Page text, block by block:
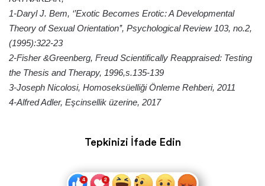
1-Daryl J. Bem, ‘’Exotic Becomes Erotic: A Developmental
Theory of Sexual Orientation’’, Psychological Review 103, no.2,
(1995):322-23
2-Fisher &Greenberg, Freud Scientifically Reappraised: Testing
the Thesis and Therapy, 1996,s.135-139
3-Joseph Nicolosi, Homoseksüelliği Önleme Rehberi, 2011
4-Alfred Adler, Eşcinsellik üzerine, 2017
Tepkinizi İfade Edin